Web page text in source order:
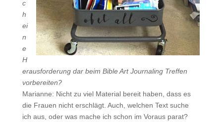
c
h
ei
n
e
H
erausforderung dar beim Bible Art Journaling Treffen
vorbereiten?
Marianne: Nicht zu viel Material bereit haben, dass es
die Frauen nicht erschlägt. Auch, welchen Text suche
ich aus, oder was mache ich schon im Voraus parat?